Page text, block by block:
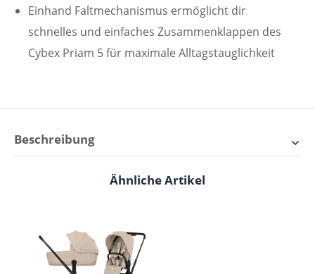
Einhand Faltmechanismus ermöglicht dir
schnelles und einfaches Zusammenklappen des
Cybex Priam 5 für maximale Alltagstauglichkeit
Beschreibung
Cybex Priam 5 Comfort
Kombikinderwagen Premium
Kombikinderwagenentscheidest du dich für einen
der exklusivsten Premium Kinderwagen
Produktgalerie überspringen
Ähnliche Artikel